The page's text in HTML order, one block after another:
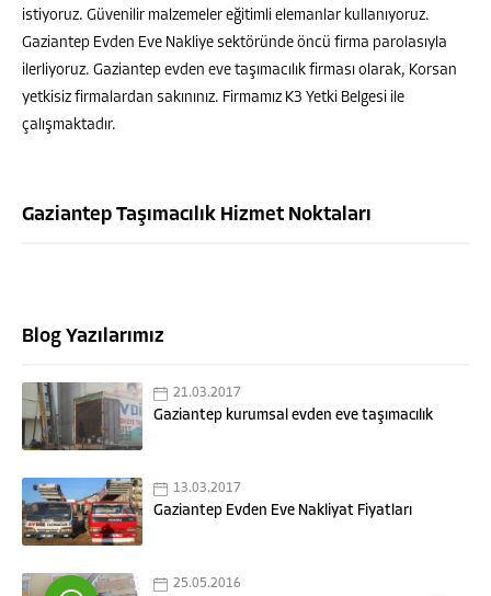
istiyoruz. Güvenilir malzemeler eğitimli elemanlar kullanıyoruz.
Gaziantep Evden Eve Nakliye sektöründe öncü firma parolasıyla
ilerliyoruz. Gaziantep evden eve taşımacılık firması olarak, Korsan
yetkisiz firmalardan sakınınız. Firmamız K3 Yetki Belgesi ile
çalışmaktadır.
Gaziantep Taşımacılık Hizmet Noktaları
Blog Yazılarımız
21.03.2017
Gaziantep kurumsal evden eve taşımacılık
13.03.2017
Gaziantep Evden Eve Nakliyat Fiyatları
25.05.2016
Cevap Yaz